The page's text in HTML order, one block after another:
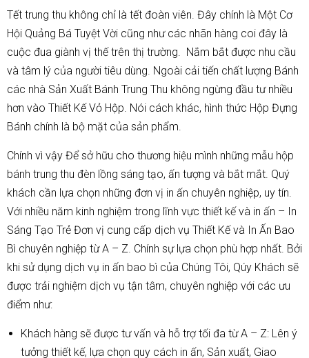
Tết trung thu không chỉ là tết đoàn viên. Đây chính là Một Cơ
Hội Quảng Bá Tuyệt Vời cũng như các nhãn hàng coi đây là
cuộc đua giành vị thế trên thị trường. Nắm bắt được nhu cầu
và tâm lý của người tiêu dùng. Ngoài cải tiến chất lượng Bánh
các nhà Sản Xuất Bánh Trung Thu không ngừng đầu tư nhiều
hơn vào Thiết Kế Vỏ Hộp. Nói cách khác, hình thức Hộp Đựng
Bánh chính là bộ mặt của sản phẩm.
Chính vì vậy Để sở hữu cho thương hiệu mình những mẫu hộp
bánh trung thu đèn lồng sáng tạo, ấn tượng và bắt mắt. Quý
khách cần lựa chọn những đơn vị in ấn chuyên nghiệp, uy tín.
Với nhiều năm kinh nghiệm trong lĩnh vực thiết kế và in ấn – In
Sáng Tạo Trẻ Đơn vị cung cấp dịch vụ Thiết Kế và In Ấn Bao
Bì chuyên nghiệp từ A – Z. Chính sự lựa chọn phù hợp nhất. Bởi
khi sử dụng dịch vụ in ấn bao bì của Chúng Tôi, Qúy Khách sẽ
được trải nghiệm dịch vụ tận tâm, chuyên nghiệp với các ưu
điểm như:
Khách hàng sẽ được tư vấn và hỗ trợ tối đa từ A – Z: Lên ý
tưởng thiết kế, lựa chọn quy cách in ấn, Sản xuất, Giao